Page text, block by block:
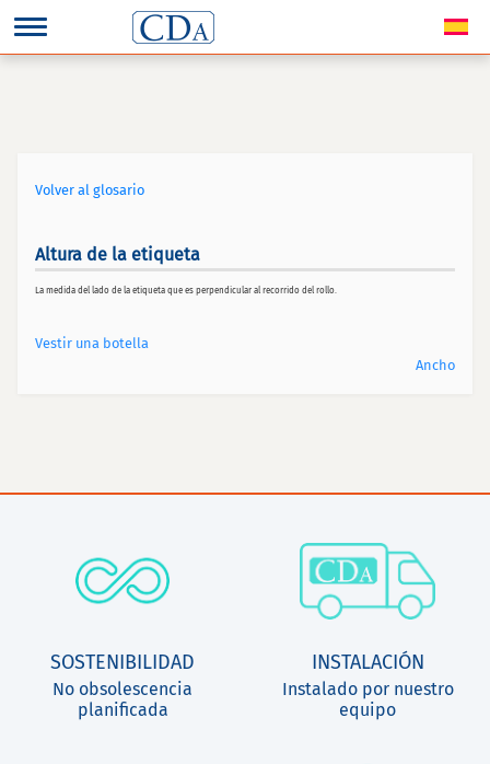
Volver al glosario
Altura de la etiqueta
La medida del lado de la etiqueta que es perpendicular al recorrido del rollo.
Vestir una botella
Ancho
SOSTENIBILIDAD
No obsolescencia
planificada
INSTALACIÓN
Instalado por nuestro
equipo